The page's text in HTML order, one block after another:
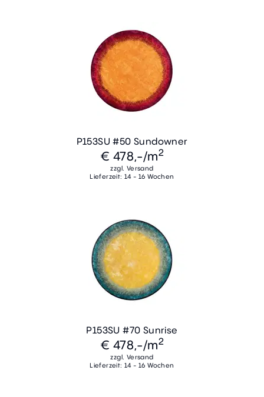
P153SU #50 Sundowner
€ 478,-/m2
zzgl. Versand
Lieferzeit: 14 - 16 Wochen
P153SU #70 Sunrise
€ 478,-/m2
zzgl. Versand
Lieferzeit: 14 - 16 Wochen